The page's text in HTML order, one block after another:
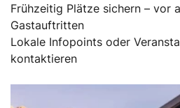
Frühzeitig Plätze sichern – vor
Gastauftritten
Lokale Infopoints oder
kontaktieren